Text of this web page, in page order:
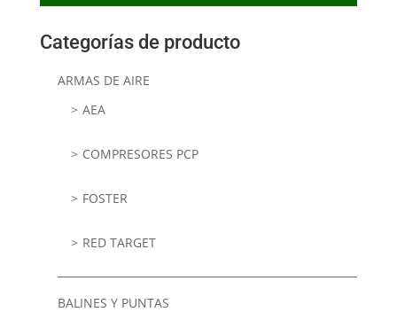
Categorías de producto
ARMAS DE AIRE
AEA
COMPRESORES PCP
FOSTER
RED TARGET
BALINES Y PUNTAS